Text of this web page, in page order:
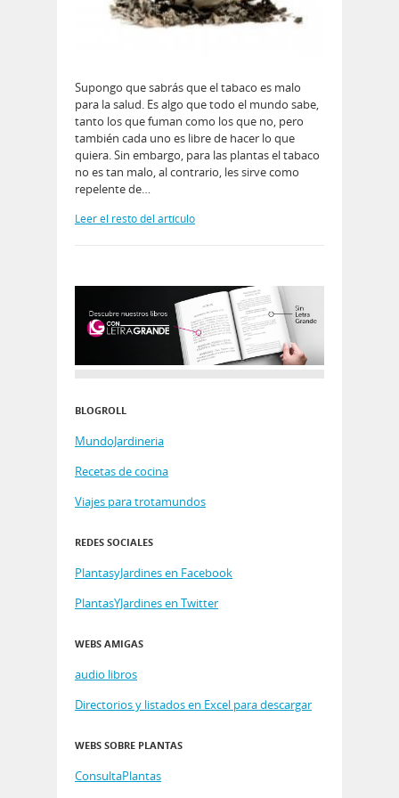
Supongo que sabrás que el tabaco es malo
para la salud. Es algo que todo el mundo sabe,
tanto los que fuman como los que no, pero
también cada uno es libre de hacer lo que
quiera. Sin embargo, para las plantas el tabaco
no es tan malo, al contrario, les sirve como
repelente de…
Leer el resto del artículo
BLOGROLL
MundoJardineria
Recetas de cocina
Viajes para trotamundos
REDES SOCIALES
PlantasyJardines en Facebook
PlantasYJardines en Twitter
WEBS AMIGAS
audio libros
Directorios y listados en Excel para descargar
WEBS SOBRE PLANTAS
ConsultaPlantas